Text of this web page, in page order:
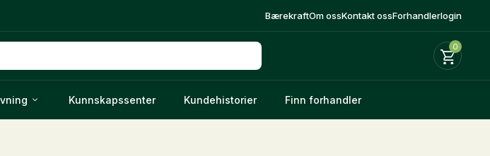
BærekraftOm ossKontakt ossForhandlerlogin
0
Kunnskapssenter Kundehistorier Finn forhandler